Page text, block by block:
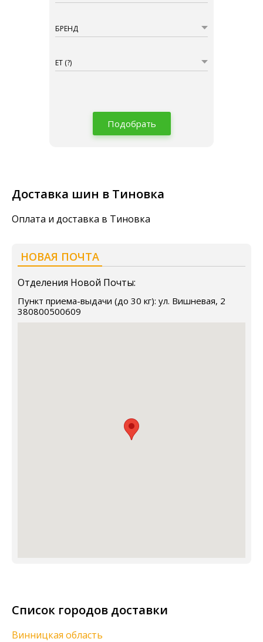
БРЕНД
ET (?)
Подобрать
Доставка шин в Тиновка
Оплата и доставка в Тиновка
НОВАЯ ПОЧТА
Отделения Новой Почты:
Пункт приема-выдачи (до 30 кг): ул. Вишневая, 2
380800500609
Список городов доставки
Винницкая область